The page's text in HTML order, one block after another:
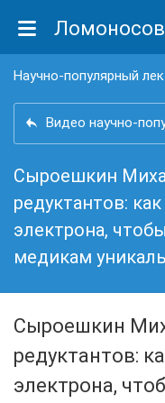
Ломоносов
Научно-популярный
Видео научно-
Сыроешкин
редуктантов:
электрона,
медикам
Сыроешкин
редуктантов:
электрона,